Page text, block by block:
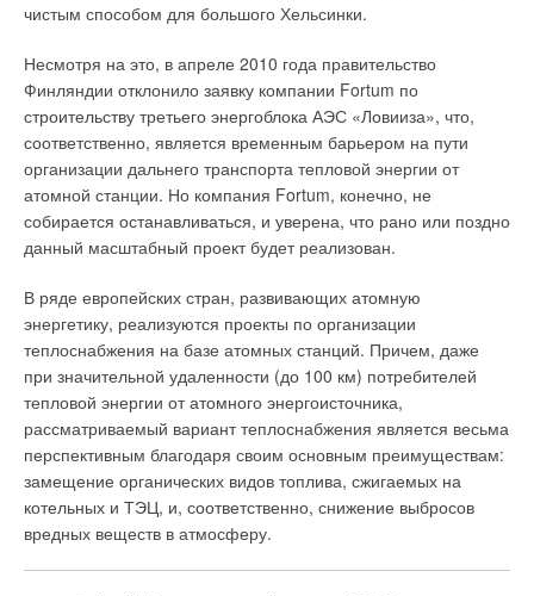
чистым способом для большого Хельсинки.
Несмотря на это, в апреле 2010 года правительство
Финляндии отклонило заявку компании Fortum по
строительству третьего энергоблока АЭС «Ловииза», что,
соответственно, является временным барьером на пути
организации дальнего транспорта тепловой энергии от
атомной станции. Но компания Fortum, конечно, не
собирается останавливаться, и уверена, что рано или поздно
данный масштабный проект будет реализован.
В ряде европейских стран, развивающих атомную
энергетику, реализуются проекты по организации
теплоснабжения на базе атомных станций. Причем, даже
при значительной удаленности (до 100 км) потребителей
тепловой энергии от атомного энергоисточника,
рассматриваемый вариант теплоснабжения является весьма
перспективным благодаря своим основным преимуществам:
замещение органических видов топлива, сжигаемых на
котельных и ТЭЦ, и, соответственно, снижение выбросов
вредных веществ в атмосферу.